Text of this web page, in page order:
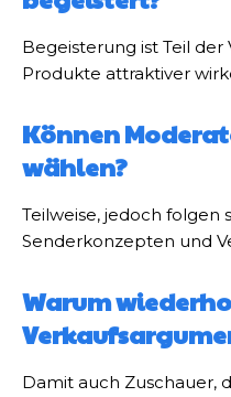
Begeisterung ist Teil der
Produkte attraktiver
Können
wählen?
Teilweise, jedoch folgen
Senderkonzepten und
Warum
Damit auch Zuschauer,